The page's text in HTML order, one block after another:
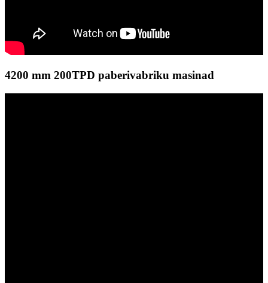
4200 mm 200TPD paberivabriku masinad